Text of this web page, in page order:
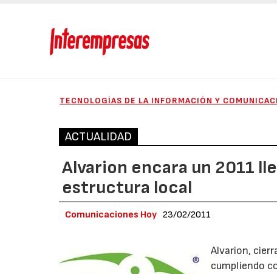
TECNOLOGÍAS DE LA INFORMACIÓN Y
ACTUALIDAD
Alvarion encara un 2011
estructura local
Comunicaciones Hoy 23/02/2011
Alvarion,
cumpliendo